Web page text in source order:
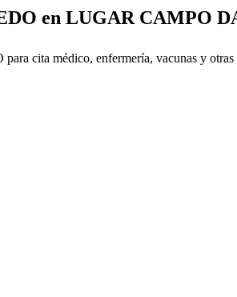
en LUGAR CAMPO
cita médico, enfermería, vacunas y otras